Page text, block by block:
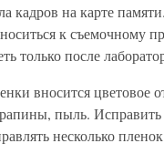
кадров на карте
к съемочному
только после
вносится цветовое
пыль.
несколько